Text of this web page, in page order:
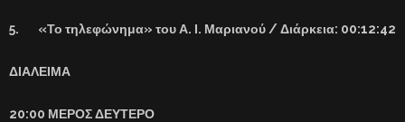
5. «Το τηλεφώνημα» του Α. Ι. Μαριανού / Διάρκεια: 00:12:42
ΔΙΑΛΕΙΜΑ
20:00 ΜΕΡΟΣ ΔΕΥΤΕΡΟ